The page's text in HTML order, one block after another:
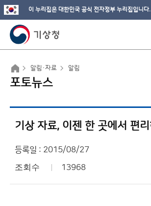
이 누리집은 대한민국 공식 전자정부 누리집입니다.
알림·자료 알림
포토뉴스
등록일 : 2015/08/27
조회수 13968